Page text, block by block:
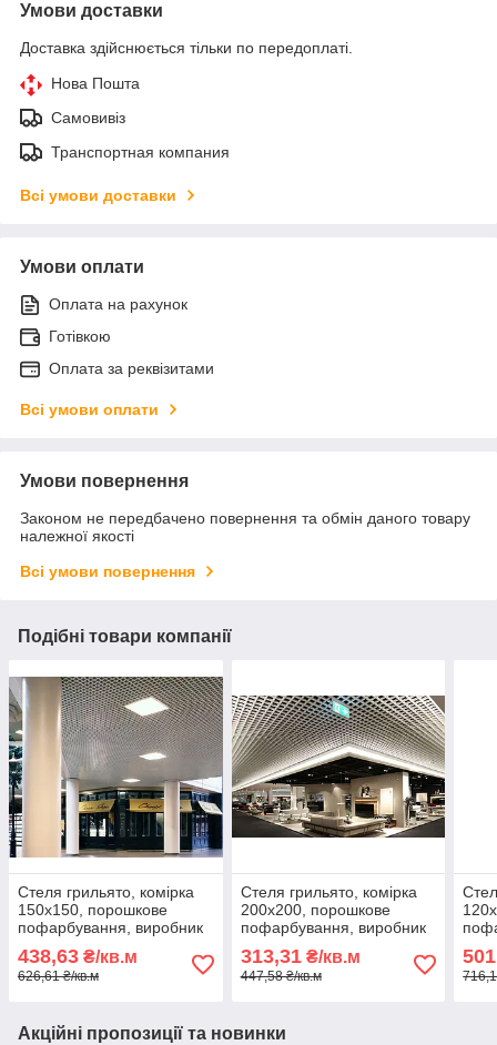
Умови доставки
Доставка здійснюється тільки по передоплаті.
Нова Пошта
Самовивіз
Транспортная компания
Всі умови доставки
Умови оплати
Оплата на рахунок
Готівкою
Оплата за реквізитами
Всі умови оплати
Умови повернення
Законом не передбачено повернення та обмін даного товару
належної якості
Всі умови повернення
Подібні товари компанії
Стеля грильято, комірка
150х150, порошкове
пофарбування, виробник
АМТТ
438,63 ₴/кв.м
626,61 ₴/кв.м
Стеля грильято, комірка
200х200, порошкове
пофарбування, виробник
АМТТ
313,31₴/кв.м
447,58 ₴/кв.м
Акційні пропозиції та новинки